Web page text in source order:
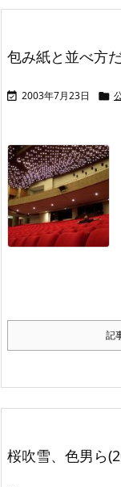
包み紙と並べ方
 2003年7月23日 
記
桜吹雪、色男ら